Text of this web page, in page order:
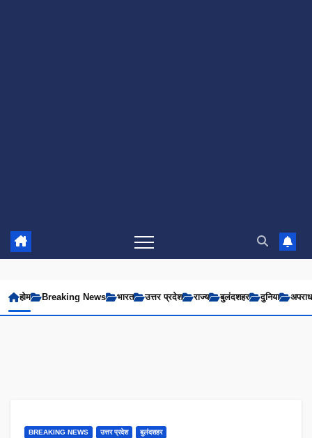
होम Breaking News भारत उत्तर प्रदेश राज्य बुलंदशहर दुनिया अपराध
BREAKING NEWS उत्तर प्रदेश बुलंदशहर